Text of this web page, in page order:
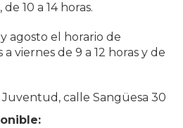
10 a 14 horas.
agosto el horario de
viernes de 9 a 12 horas y de
Juventud, calle Sangüesa 30